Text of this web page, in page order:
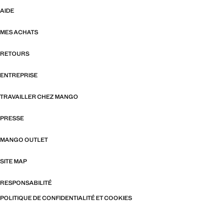
AIDE
MES ACHATS
RETOURS
ENTREPRISE
TRAVAILLER CHEZ MANGO
PRESSE
MANGO OUTLET
SITE MAP
RESPONSABILITÉ
POLITIQUE DE CONFIDENTIALITÉ ET COOKIES